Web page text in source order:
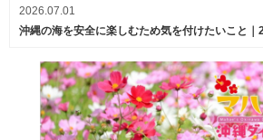
2026.07.01
沖縄の海を安全に楽しむため気を付けたいこと｜